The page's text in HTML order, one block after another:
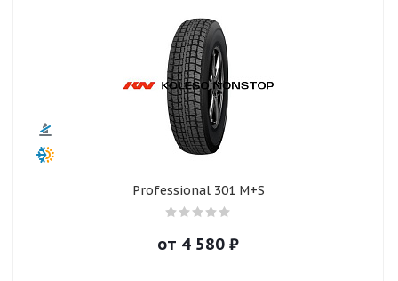
Professional 301 M+S
от 4 580 ₽